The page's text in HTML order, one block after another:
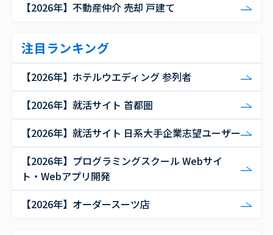
【2026年】不動産仲介 売却 戸建て
注目ランキング
【2026年】ホテルウエディング 参列者
【2026年】就活サイト 首都圏
【2026年】就活サイト 日系大手企業志望ユーザー
【2026年】プログラミングスクール Webサイ
ト・Webアプリ開発
【2026年】オーダースーツ店